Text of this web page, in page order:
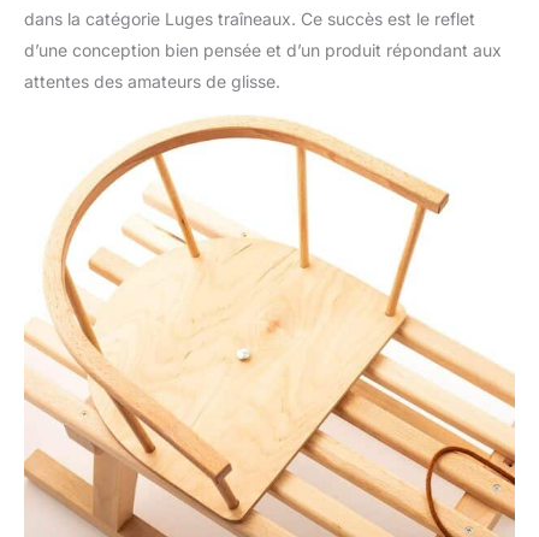
dans la catégorie Luges traîneaux. Ce succès est le reflet
d’une conception bien pensée et d’un produit répondant aux
attentes des amateurs de glisse.